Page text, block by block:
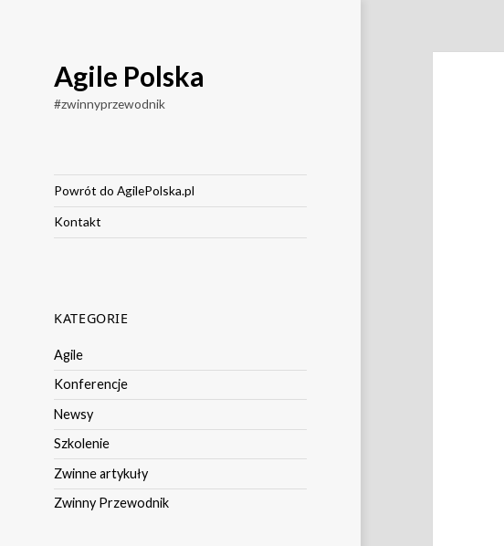
Agile Polska
#zwinnyprzewodnik
Powrót do AgilePolska.pl
Kontakt
KATEGORIE
Agile
Konferencje
Newsy
Szkolenie
Zwinne artykuły
Zwinny Przewodnik